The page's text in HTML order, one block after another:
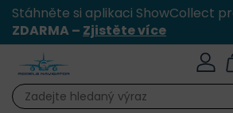
Stáhněte si aplikaci ShowCollect
ZDARMA – Zjistěte více